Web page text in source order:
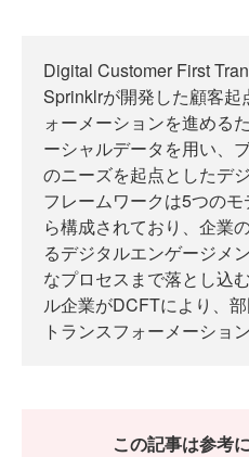
Digital Customer First
Sprinklrが開発した顧客起
ォーメーションを進める
ーシャルデータを用い、
のニーズを起点としたデ
フレームワークは5つの
ら構成されており、企業
るデジタルエンゲージメ
なプロセスまで落とし込
ル企業がDCFTにより、
トランスフォーメーショ
この記事は参考